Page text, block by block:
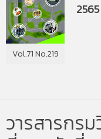
Vol.71 No.219
2565
วารสารกร